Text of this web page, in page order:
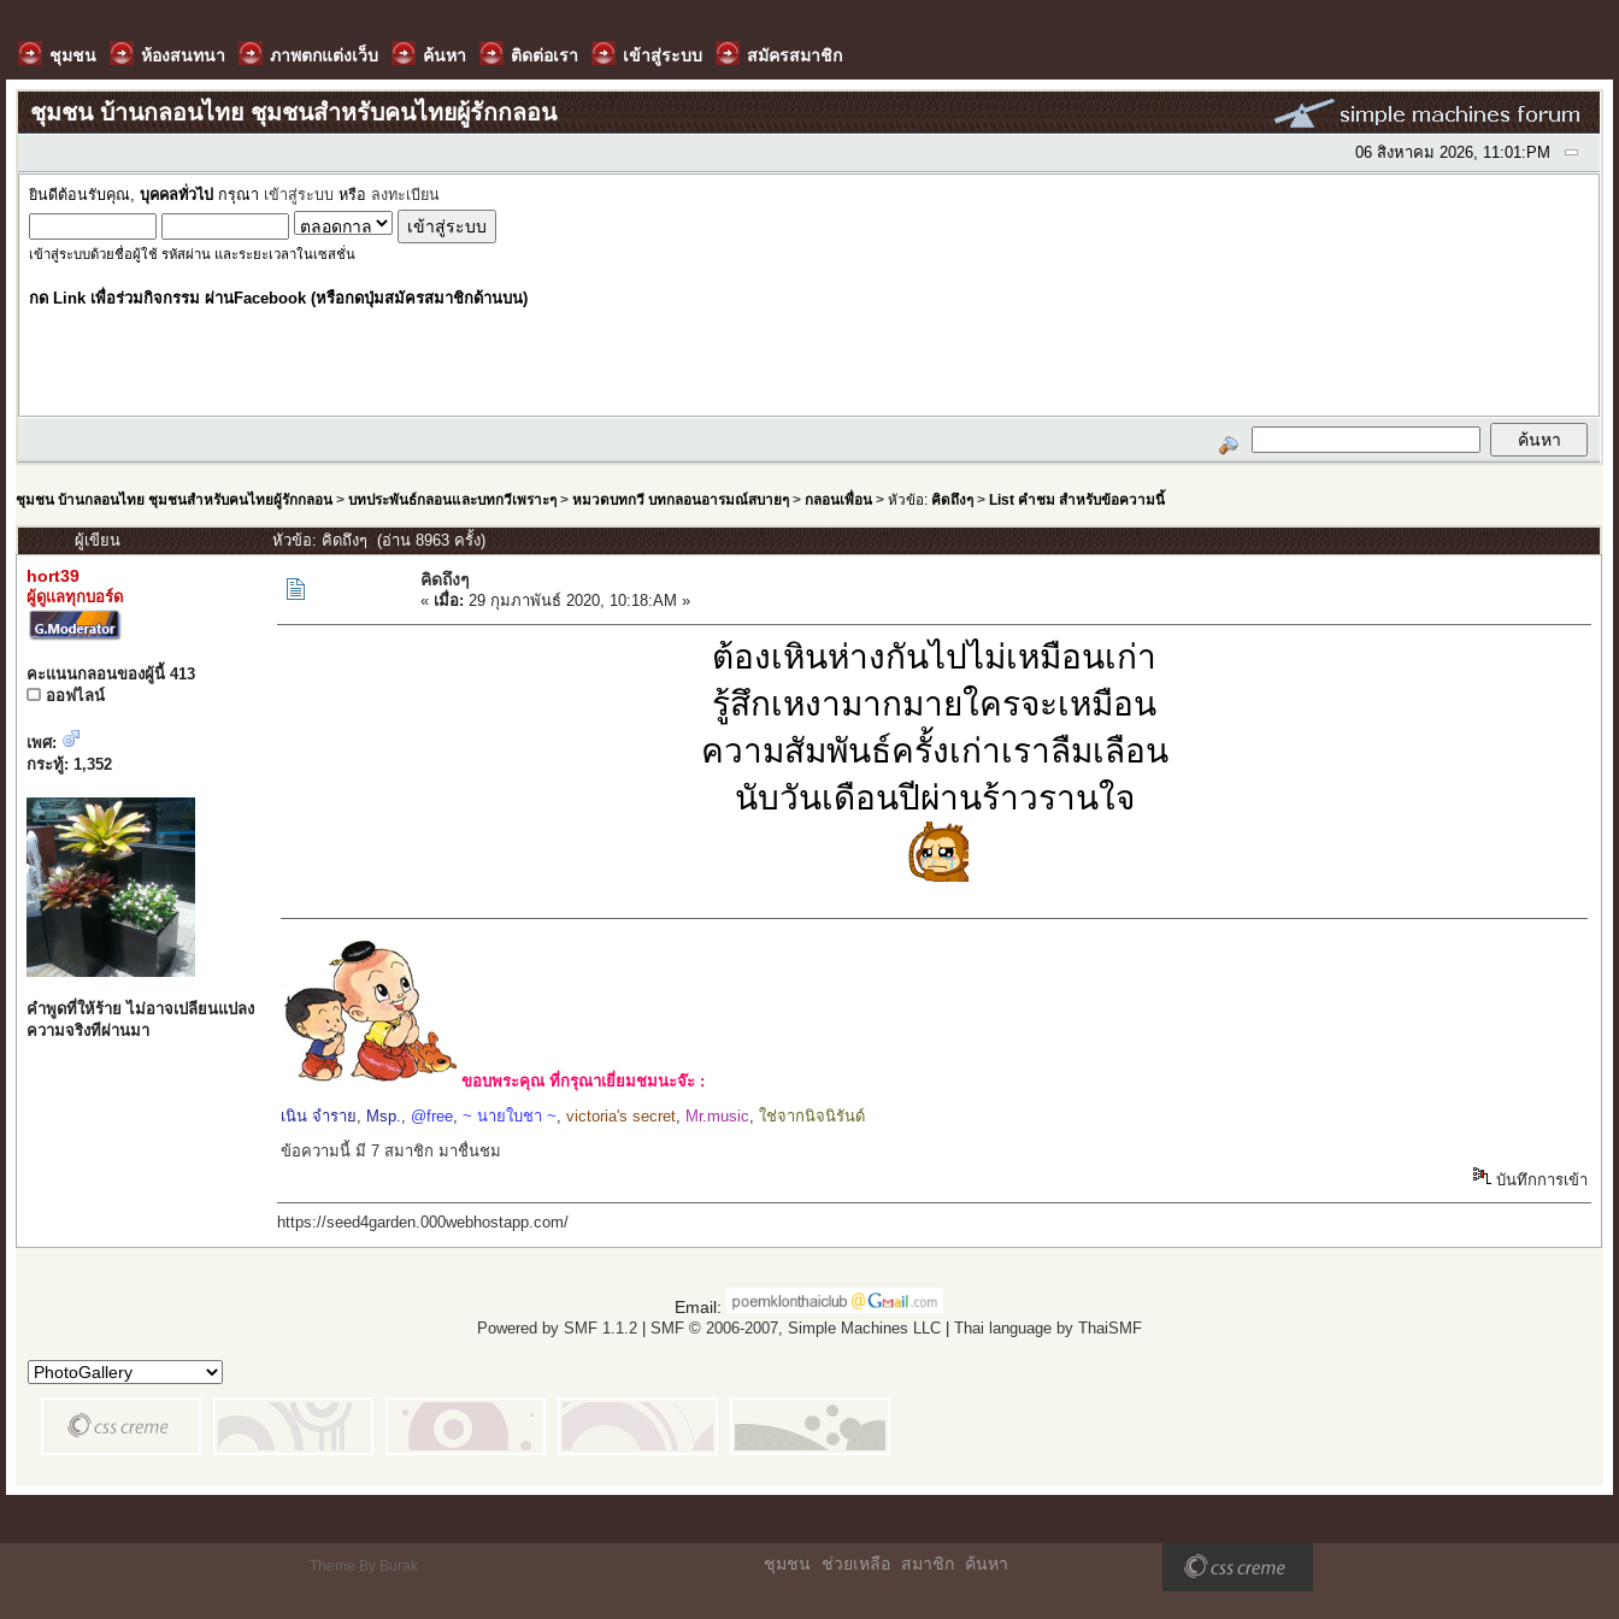
ชุมชน ห้องสนทนา ภาพตกแต่งเว็บ ค้นหา ติดต่อเรา เข้าสู่ระบบ สมัครสมาชิก
ชุมชน บ้านกลอนไทย ชุมชนสำหรับคนไทยผู้รักกลอน
06 สิงหาคม 2026, 11:01:PM
ยินดีต้อนรับคุณ,บุคคลทั่วไป กรุณา เข้าสู่ระบบ หรือ ลงทะเบียน
เข้าสู่ระบบด้วยชื่อผู้ใช้ รหัสผ่าน และระยะเวลาในเซสชั่น
กด Link เพื่อร่วมกิจกรรม ผ่านFacebook (หรือกดปุ่มสมัครสมาชิกด้านบน)
ชุมชน บ้านกลอนไทย ชุมชนสำหรับคนไทยผู้รักกลอน >บทประพันธ์กลอนและบทกวีเพราะๆ >หมวดบทกวี บทกลอนอารมณ์สบายๆ >กลอนเพื่อน > หัวข้อ: คิดถึงๆ >List คำชม สำหรับข้อความนี้
ผู้เขียน หัวข้อ: คิดถึงๆ (อ่าน 8963 ครั้ง)
hort39
ผู้ดูแลทุกบอร์ด
คะแนนกลอนของผู้นี้ 413
ออฟไลน์
เพศ:
กระทู้: 1,352
คำพูดที่ให้ร้าย ไม่อาจเปลียนแปลง
ความจริงทีผ่านมา
คิดถึงๆ
« เมื่อ: 29 กุมภาพันธ์ 2020, 10:18:AM »
ต้องเหินห่างกันไปไม่เหมือนเก่า
รู้สึกเหงามากมายใครจะเหมือน
ความสัมพันธ์ครั้งเก่าเราลืมเลือน
นับวันเดือนปีผ่านร้าวรานใจ
ขอบพระคุณ ที่กรุณาเยี่ยมชมนะจ๊ะ :
เนิน จำราย
Msp. @free ,~ นายใบชา ~ ,victoria's secret Mr.music ,ใช่จากนิจนิรันด์
ข้อความนี้ มี 7 สมาชิก มาชื่นชม
บันทึกการเข้า
https://seed4garden.000webhostapp.com/
Email:
Powered by SMF 1.1.2| SMF © 2006-2007, Simple Machines LLC| Thai language by ThaiSMF
Theme By Burak ชุมชน ช่วยเหลือ สมาชิก ค้นหา